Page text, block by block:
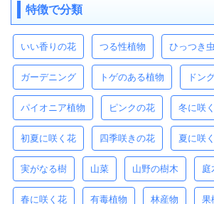
特徴で分類
いい香りの花 つる性植物 ひっつき虫
ガーデニング トゲのある植物 ドン
パイオニア植物 ピンクの花 冬に咲
初夏に咲く花 四季咲きの花 夏に咲
実がなる樹 山菜 山野の樹木 庭
春に咲く花 有毒植物 林産物 果